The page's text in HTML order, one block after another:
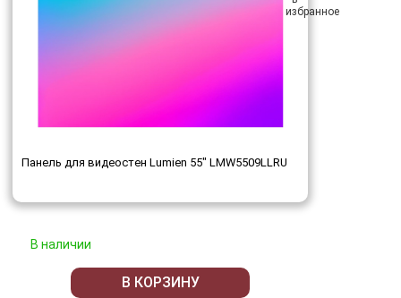
Панель для видеостен Lumien 55" LMW5509LLRU
В наличии
В КОРЗИНУ